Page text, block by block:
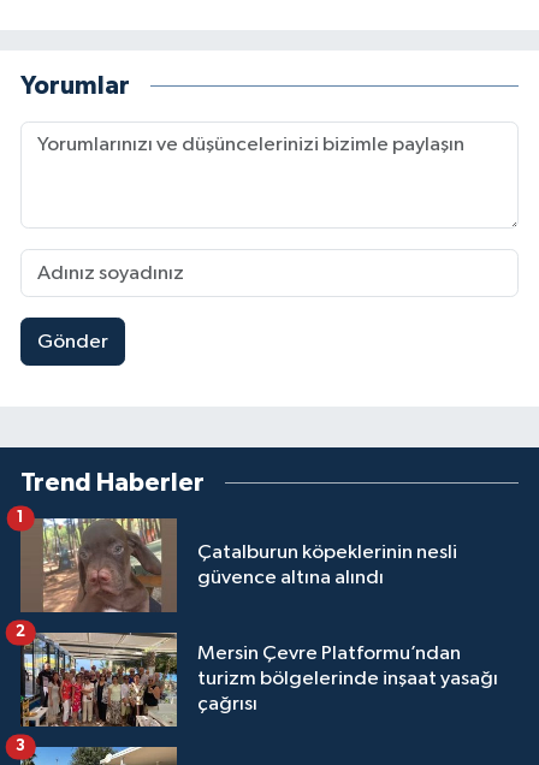
Yorumlar
Gönder
Trend Haberler
Çatalburun köpeklerinin nesli
güvence altına alındı
1
Mersin Çevre Platformu’ndan
turizm bölgelerinde inşaat yasağı
çağrısı
2
3